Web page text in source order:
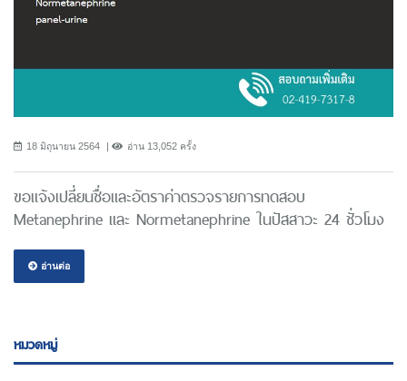
18 มิถุนายน 2564 อ่าน 13,052 ครั้ง
ขอแจ้งเปลี่ยนชื่อและอัตราค่าตรวจรายการทดสอบ
Metanephrine และ Normetanephrine ในปัสสาวะ 24 ชั่วโมง
อ่านต่อ
หมวดหมู่